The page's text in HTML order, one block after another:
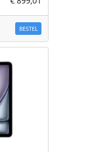
BESTEL